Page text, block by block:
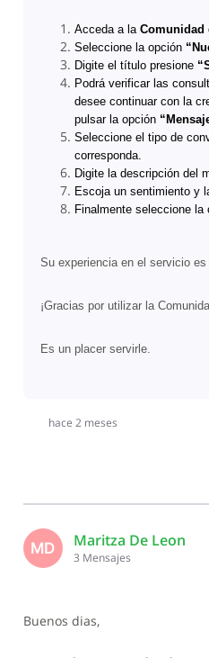
Acceda a laComunidad
Seleccione la opción
Digite el título presione
Podrá verificar las
desee continuar con la
pulsar la opción
Seleccione el tipo de
corresponda.
Digite la descripción del
Escoja un sentimiento y
Finalmente seleccione la
Su experiencia en el servicio es
¡Gracias por utilizar la
Es un placer servirle.
hace 2 meses
MD Maritza De Leon
3 Mensajes
Buenos dias,